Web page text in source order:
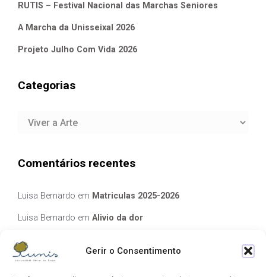
Gerir o Consentimento
RUTIS – Festival Nacional das Marchas Seniores
A Marcha da Unisseixal 2026
Projeto Julho Com Vida 2026
Categorias
Categorias
Comentários recentes
Luisa Bernardo em Matriculas 2025-2026
Luisa Bernardo em Alivio da dor
Manuela Silva
elisabete Garcia Fernandes Serra